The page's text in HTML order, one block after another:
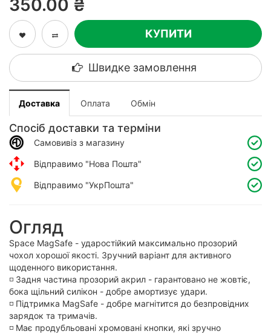
350.00 ₴
КУПИТИ
Швидке замовлення
Доставка Оплата Обмін
Спосіб доставки та терміни
Самовивіз з магазину
Відправимо "Нова Пошта"
Відправимо "УкрПошта"
Огляд
Space MagSafe - ударостійкий максимально прозорий
чохол хорошої якості. Зручний варіант для активного
щоденного використання.
◽️ Задня частина прозорий акрил - гарантовано не жовтіє,
бока щільний силікон - добре амортизує удари.
◽️ Підтримка MagSafe - добре магнітится до безпровідних
зарядок та тримачів.
◽️ Має продубльовані хромовані кнопки, які зручно